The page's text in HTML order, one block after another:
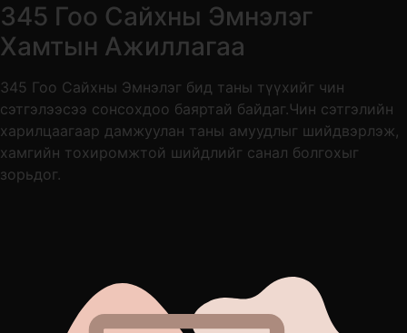
345 Гоо Сайхны Эмнэлэг
Хамтын Ажиллагаа
345 Гоо Сайхны Эмнэлэг бид таны түүхийг чин
сэтгэлээсээ сонсохдоо баяртай байдаг.Чин сэтгэлийн
харилцаагаар дамжуулан таны амуудлыг шийдвэрлэж,
хамгийн тохиромжтой шийдлийг санал болгохыг
зорьдог.